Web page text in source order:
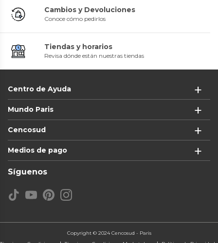
Cambios y Devoluciones
Conoce cómo pedirlos
Tiendas y horarios
Revisa dónde están nuestras tiendas
Centro de Ayuda
Mundo Paris
Cencosud
Medios de pago
Síguenos
Copyright © 2024 Cencosud - Paris